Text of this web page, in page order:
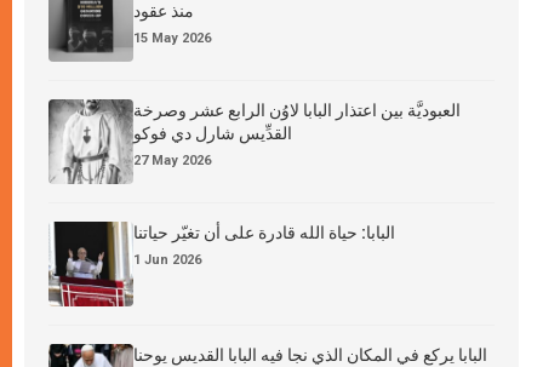
منذ عقود
15 May 2026
العبوديَّة بين اعتذار البابا لاوُن الرابع عشر وصرخة
القدِّيس شارل دي فوكو
27 May 2026
البابا: حياة الله قادرة على أن تغيّر حياتنا
1 Jun 2026
البابا يركع في المكان الذي نجا فيه البابا القديس يوحنا